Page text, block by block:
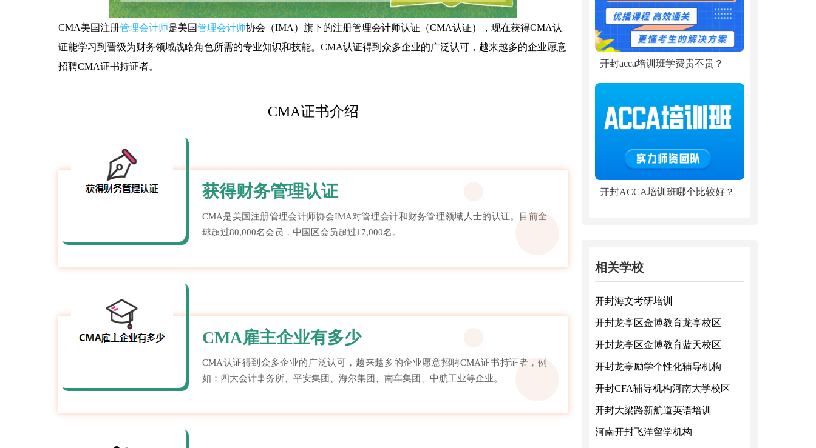
CMA美国注册管理会计师是美国管理会计师协会（IMA）旗下的注册管理会计师认证（CMA认证），现在获得CMA认
证能学习到晋级为财务领域战略角色所需的专业知识和技能。CMA认证得到众多企业的广泛认可，越来越多的企业愿意
招聘CMA证书持证者。
CMA证书介绍
获得财务管理认证
CMA是美国注册管理会计师协会IMA对管理会计和财务管理领域人士的认证。目前全
球超过80,000名会员，中国区会员超过17,000名。
CMA雇主企业有多少
CMA认证得到众多企业的广泛认可，越来越多的企业愿意招聘CMA证书持证者，例
如：四大会计事务所、平安集团、海尔集团、南车集团、中航工业等企业。
开封acca培训班学费贵不贵？
开封ACCA培训班哪个比较好？
相关学校
开封海文考研培训
开封龙亭区金博教育龙亭校区
开封龙亭区金博教育蓝天校区
开封龙亭励学个性化辅导机构
开封CFA辅导机构河南大学校区
开封大梁路新航道英语培训
河南开封飞洋留学机构